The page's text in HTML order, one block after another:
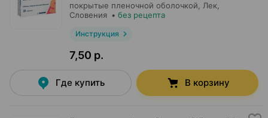
покрытые пленочной оболочкой, Лек
Словения • без рецепта
Инструкция
7,50 р.
Где купить В корзину